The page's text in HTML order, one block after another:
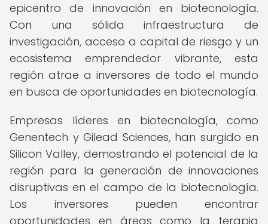
epicentro de innovación en biotecnología.
Con una sólida infraestructura de
investigación, acceso a capital de riesgo y un
ecosistema emprendedor vibrante, esta
región atrae a inversores de todo el mundo
en busca de oportunidades en biotecnología.
Empresas líderes en biotecnología, como
Genentech y Gilead Sciences, han surgido en
Silicon Valley, demostrando el potencial de la
región para la generación de innovaciones
disruptivas en el campo de la biotecnología.
Los inversores pueden encontrar
oportunidades en áreas como la terapia